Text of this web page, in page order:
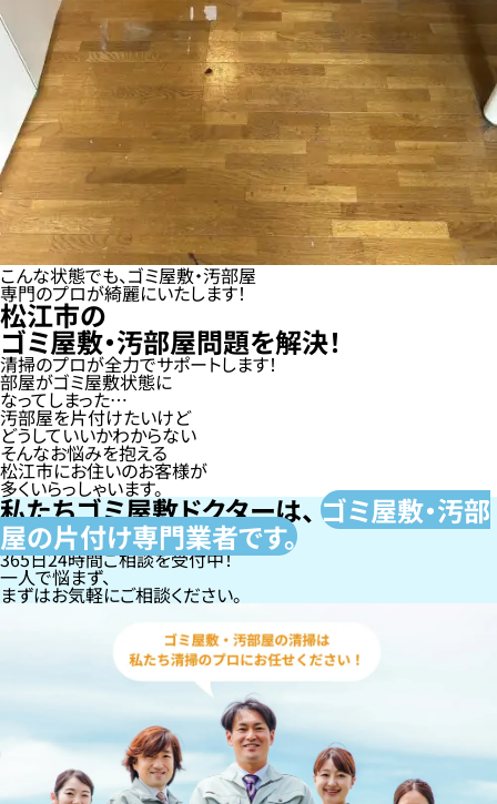
こんな状態でも、ゴミ屋敷・汚部屋
専門のプロが綺麗にいたします！
松江市の
ゴミ屋敷・汚部屋問題を解決！
清掃のプロが全力でサポートします！
部屋がゴミ屋敷状態に
なってしまった…
汚部屋を片付けたいけど
どうしていいかわからない
そんなお悩みを抱える
松江市にお住いのお客様が
多くいらっしゃいます。
私たちゴミ屋敷ドクターは、ゴミ屋敷・汚部
屋の片付け専門業者です。
365日24時間ご相談を受付中！
一人で悩まず、
まずはお気軽にご相談ください。